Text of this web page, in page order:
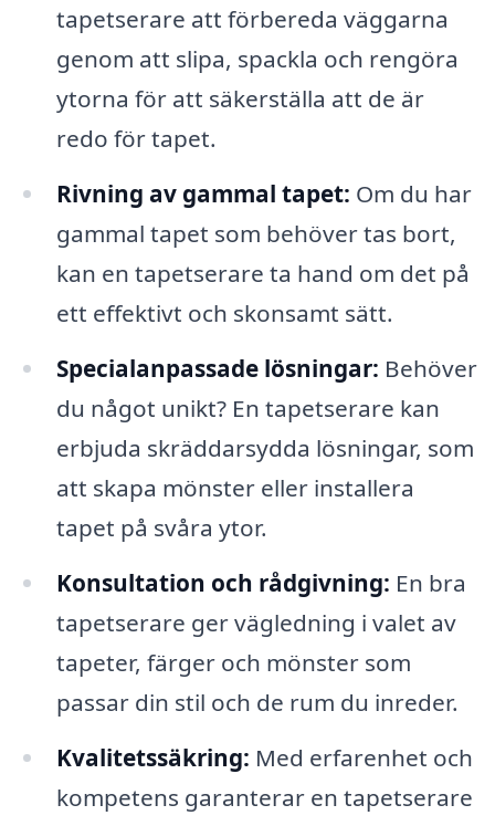
tapetserare att förbereda väggarna
genom att slipa, spackla och rengöra
ytorna för att säkerställa att de är
redo för tapet.
Rivning av gammal tapet: Om du har
gammal tapet som behöver tas bort,
kan en tapetserare ta hand om det på
ett effektivt och skonsamt sätt.
Specialanpassade lösningar: Behöver
du något unikt? En tapetserare kan
erbjuda skräddarsydda lösningar, som
att skapa mönster eller installera
tapet på svåra ytor.
Konsultation och rådgivning: En bra
tapetserare ger vägledning i valet av
tapeter, färger och mönster som
passar din stil och de rum du inreder.
Kvalitetssäkring: Med erfarenhet och
kompetens garanterar en tapetserare